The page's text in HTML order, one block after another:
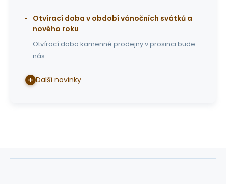
Otvírací doba v období vánočních svátků a
nového roku
Otvírací doba kamenné prodejny v prosinci bude
nás
Další novinky